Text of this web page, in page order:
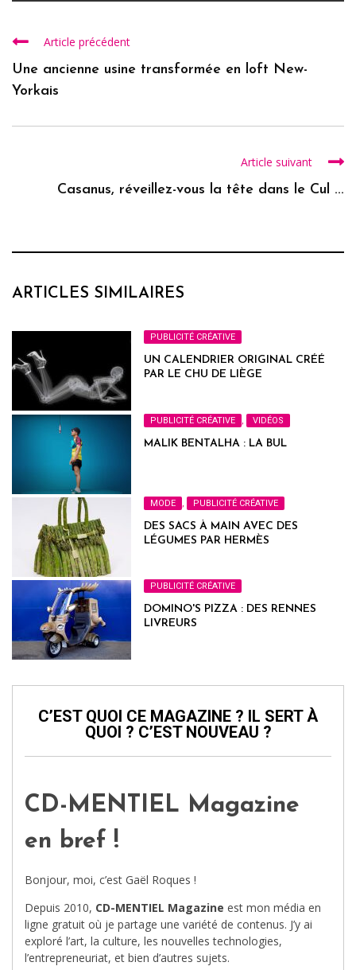
Article précédent
Une ancienne usine transformée en loft New-
Yorkais
Article suivant
Casanus, réveillez-vous la tête dans le Cul ...
ARTICLES SIMILAIRES
PUBLICITÉ CRÉATIVE
UN CALENDRIER ORIGINAL CRÉÉ
PAR LE CHU DE LIÈGE
PUBLICITÉ CRÉATIVE VIDÉOS
MALIK BENTALHA : LA BUL
MODE , PUBLICITÉ CRÉATIVE
DES SACS À MAIN AVEC DES
LÉGUMES PAR HERMÈS
PUBLICITÉ CRÉATIVE
DOMINO'S PIZZA : DES RENNES
LIVREURS
C’EST QUOI CE MAGAZINE ? IL SERT À
QUOI ? C’EST NOUVEAU ?
CD-MENTIEL Magazine
en bref !
Bonjour, moi, c’est Gaël Roques !
Depuis 2010, CD-MENTIEL Magazine est mon média en
ligne gratuit où je partage une variété de contenus. J’y ai
exploré l’art, la culture, les nouvelles technologies,
l’entrepreneuriat, et bien d’autres sujets.